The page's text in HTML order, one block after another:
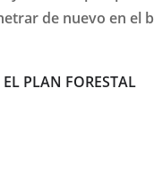
de nuevo en el
EL PLAN FORESTAL